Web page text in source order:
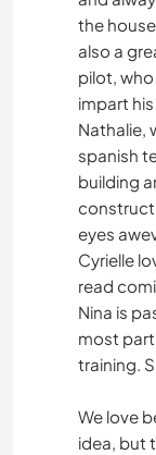
the
also a
pilot,
impart
Nathalie,
spanish
building
eyes
Cyrielle
read
Nina is
most
training.
We love
idea, but